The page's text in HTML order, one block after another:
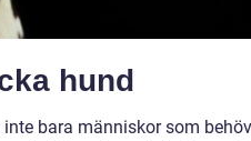
hund
bara människor som